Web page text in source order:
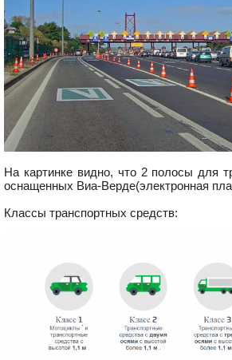
На картинке видно, что 2 полосы для
оснащенных Виа-Верде(электронная
Классы транспортных средств: